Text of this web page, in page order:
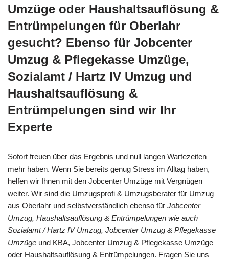
Umzüge oder Haushaltsauflösung &
Entrümpelungen für Oberlahr
gesucht? Ebenso für Jobcenter
Umzug & Pflegekasse Umzüge,
Sozialamt / Hartz IV Umzug und
Haushaltsauflösung &
Entrümpelungen sind wir Ihr
Experte
Sofort freuen über das Ergebnis und null langen Wartezeiten
mehr haben. Wenn Sie bereits genug Stress im Alltag haben,
helfen wir Ihnen mit den Jobcenter Umzüge mit Vergnügen
weiter. Wir sind die Umzugsprofi & Umzugsberater für Umzug
aus Oberlahr und selbstverständlich ebenso für Jobcenter
Umzug, Haushaltsauflösung & Entrümpelungen wie auch
Sozialamt / Hartz IV Umzug, Jobcenter Umzug & Pflegekasse
Umzüge und KBA, Jobcenter Umzug & Pflegekasse Umzüge
oder Haushaltsauflösung & Entrümpelungen. Fragen Sie uns